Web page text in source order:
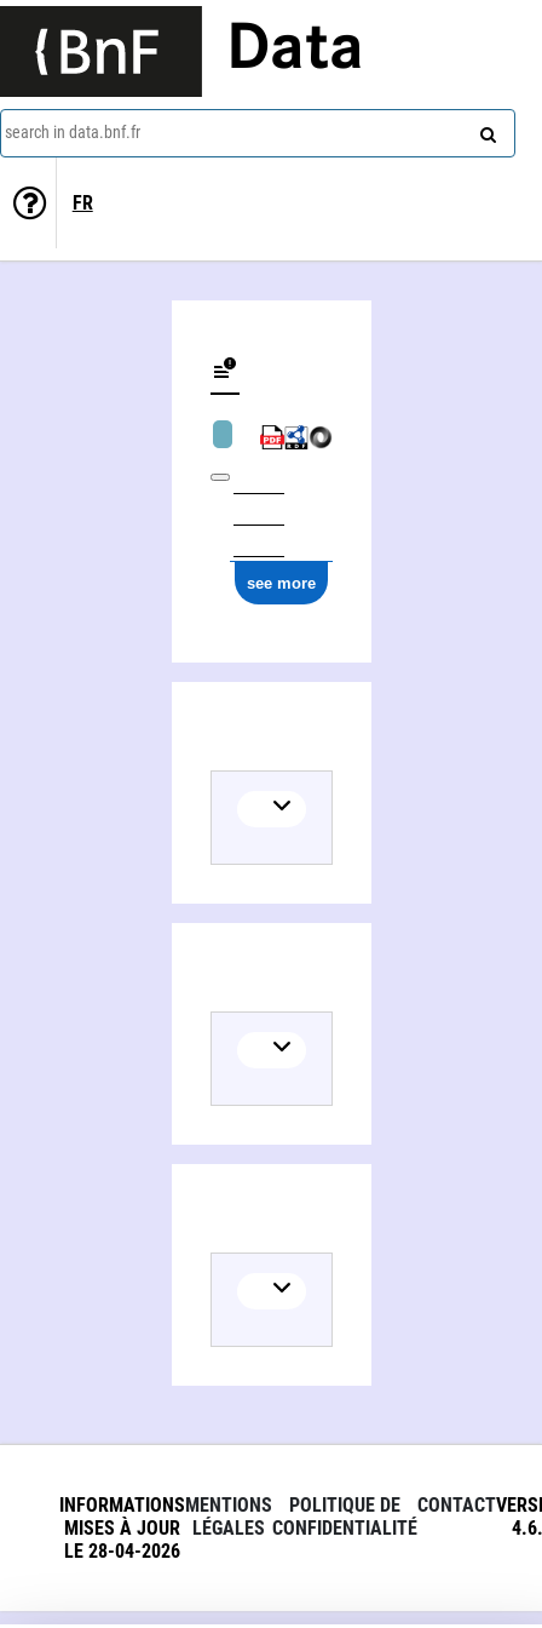
Data
search in data.bnf.fr
FR
see more
INFORMATIONS
MISES À JOUR
LE 28-04-2026
MENTIONS
LÉGALES
POLITIQUE DE
CONFIDENTIALITÉ
CONTACT